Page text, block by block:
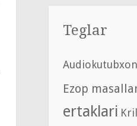
Teglar
Ezop
ertaklari